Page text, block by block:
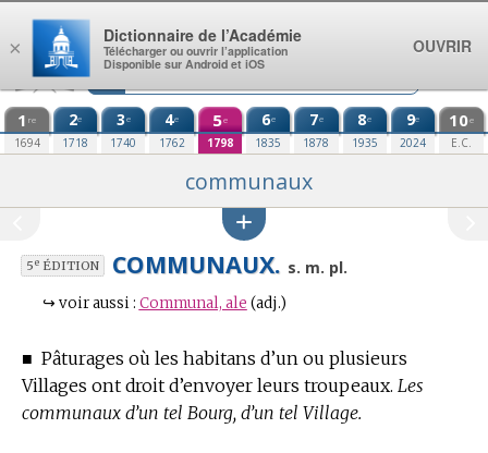
Aller au contenu
1 re
1694
2e
1718
3e
1740
4e
1762
5e
1798
6e
1835
7e
1878
8e
1935
9e
2024
10e
E.C.
communaux
5eÉDITION COMMUNAUX. s. m. pl.
↪ voir aussi : Communal, ale (adj.)
■ Pâturages où les habitans d’un ou plusieurs
Villages ont droit d’envoyer leurs troupeaux. Les
communaux d’un tel Bourg, d’un tel Village.
×
Dictionnaire de l’Académie
Télécharger ou ouvrir l’application
Disponible sur Android et iOS
OUVRIR